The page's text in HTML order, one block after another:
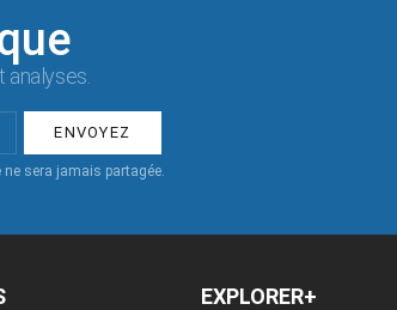
sera jamais partagée.
EXPLORER+